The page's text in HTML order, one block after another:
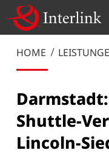
HOME
Shuttle-
Lincoln-